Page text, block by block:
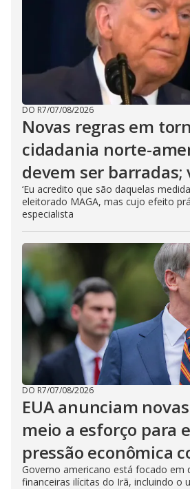
DO R7/07/08/2026
Novas regras em
cidadania norte-
devem ser barradas;
‘Eu acredito que são daquelas
eleitorado MAGA, mas cujo efeito
especialista
DO R7/07/08/2026
EUA anunciam
meio a esforço para
pressão econômica
Governo americano está focado em
financeiras ilícitas do Irã, incluindo o